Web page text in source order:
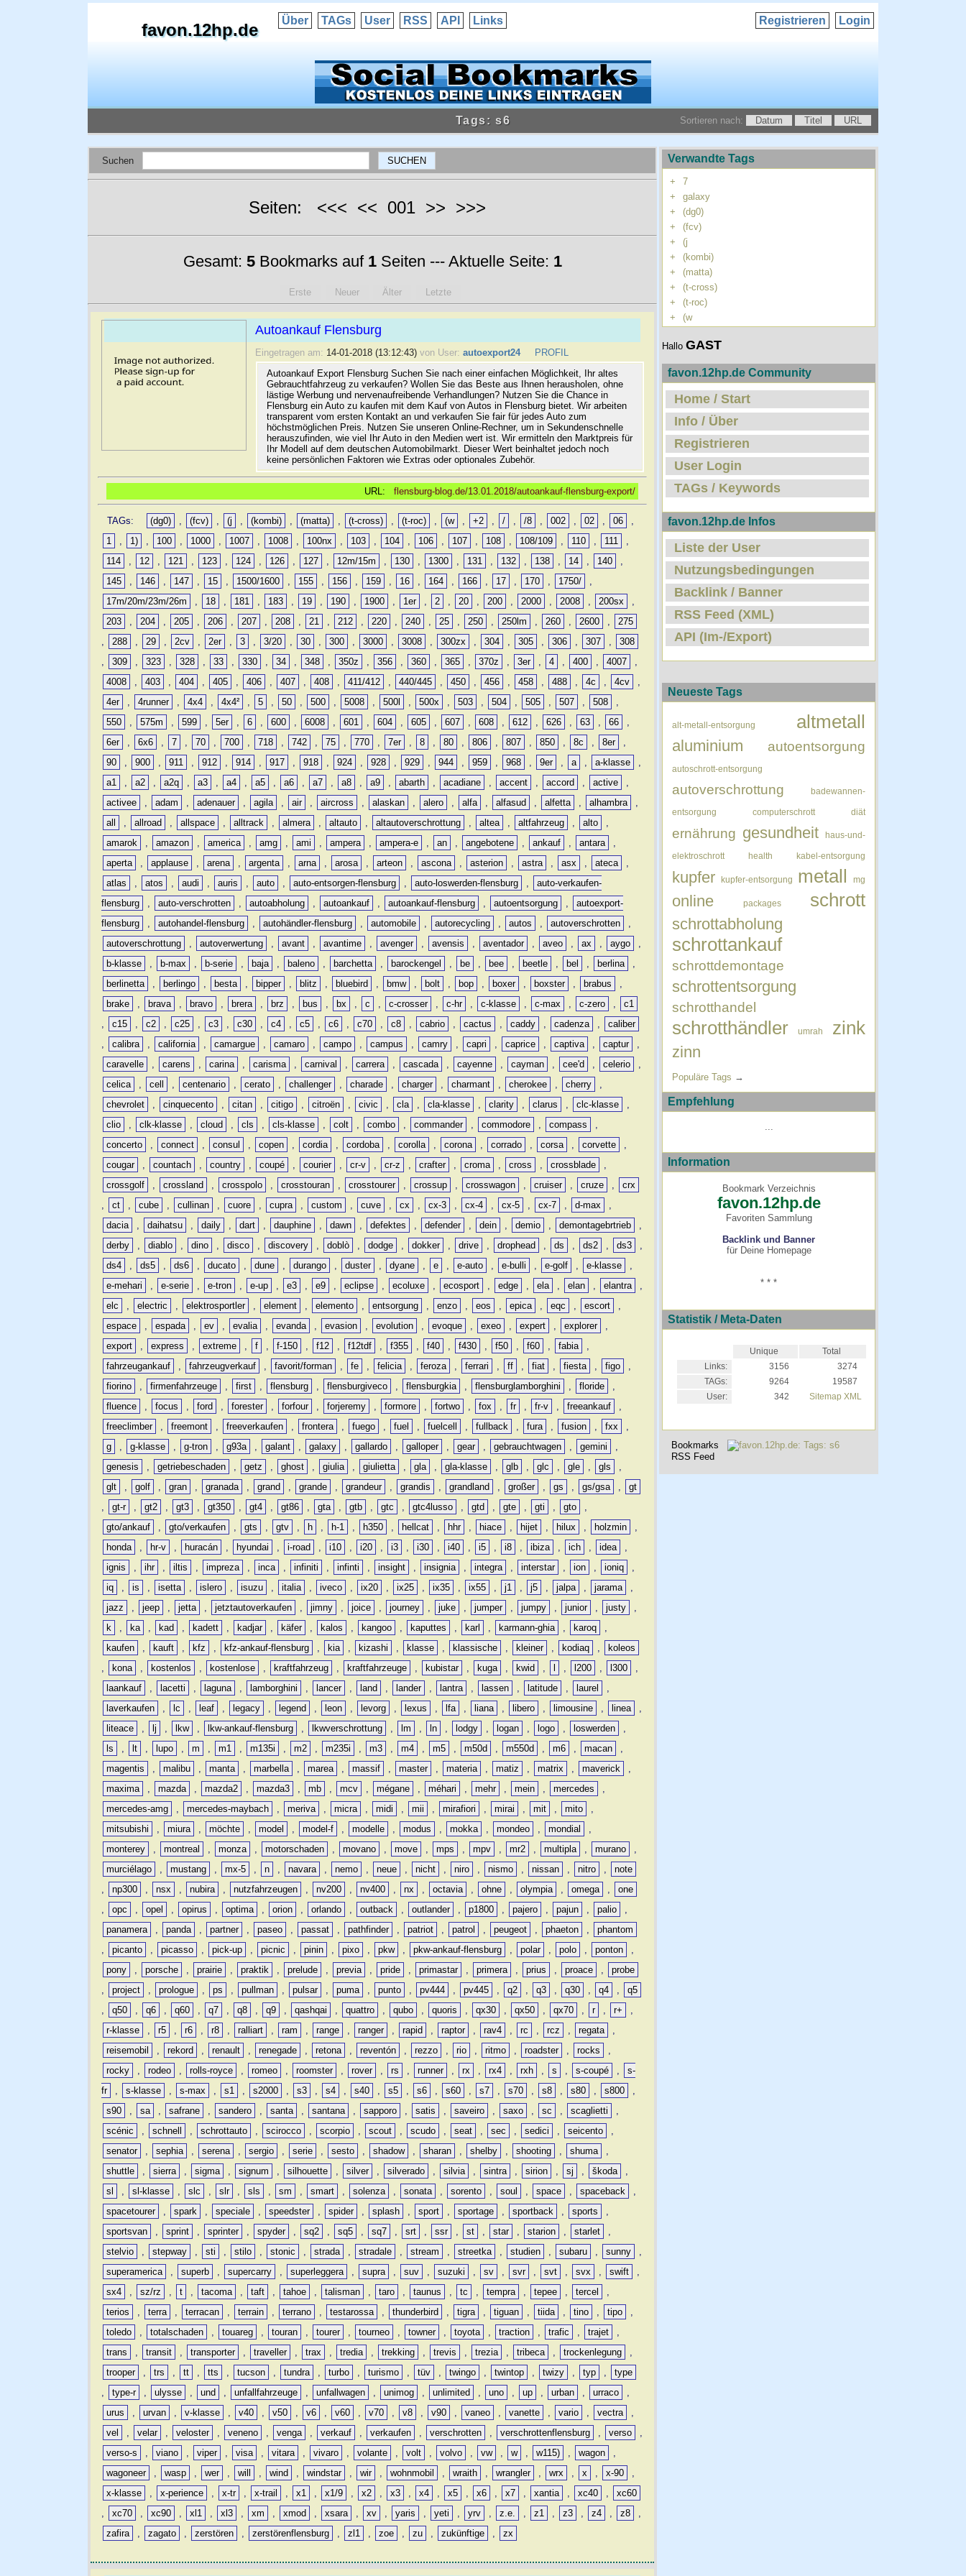
favon.12hp.de Über TAGs User RSS API Links Login
Registrieren
Tags: s6 Sortieren nach: Datum Titel URL
Suchen
Seiten: <<< << 001 >> >>>
Gesamt: 5Bookmarks auf 1Seiten --- Aktuelle Seite: 1
Erste Neuer Älter Letzte
Autoankauf Flensburg
Eingetragen am: 14-01-2018 (13:12:43) von User: autoexport24
PROFIL
Autoankauf Export Flensburg Suchen Sie nach einer einfachen Möglichkeit, Ihr altes
Gebrauchtfahrzeug zu verkaufen? Wollen Sie das Beste aus Ihnen herausholen, ohne
lästige Werbung und nervenaufreibende Verhandlungen? Nutzen Sie die Chance in
Flensburg ein Auto zu kaufen mit dem Kauf von Autos in Flensburg bietet. Wir arbeiten
transparent vom ersten Kontakt an und verkaufen Sie fair für jedes Auto zum
höchstmöglichen Preis. Nutzen Sie unseren Online-Rechner, um in Sekundenschnelle
herauszufinden, wie viel Ihr Auto in den Medien wert ist. Wir ermitteln den Marktpreis für
Ihr Modell auf dem deutschen Automobilmarkt. Dieser Wert beinhaltet jedoch noch
keine persönlichen Faktoren wie Extras oder optionales Zubehör.
URL: flensburg-blog.de/13.01.2018/autoankauf-flensburg-export/
TAGs: (dg0) , (fcv) , (j , (kombi) , (matta) , (t-cross) , (t-roc) , (w , +2 , / , /8 , 002 , 02 , 06
,
1
, 1) , 100 , 1000 , 1007 , 1008 , 100nx , 103 , 104 , 106 , 107 , 108 , 108/109 , 110 , 111
,
114
, 12 , 121 , 123 , 124 , 126 , 127 , 12m/15m , 130 , 1300 , 131 , 132 , 138 , 14 , 140
,
145
, 146 , 147 , 15 , 1500/1600 , 155 , 156 , 159 , 16 , 164 , 166 , 17 , 170 , 1750/
,
17m/20m/23m/26m
, 18 , 181 , 183 , 19 , 190 , 1900 , 1er , 2 , 20 , 200 , 2000 , 2008 , 200sx
,
203
, 204 , 205 , 206 , 207 , 208 , 21 , 212 , 220 , 240 , 25 , 250 , 250lm , 260 , 2600 ,
275
,
288 , 29 , 2cv , 2er , 3 , 3/20 , 30 , 300 , 3000 , 3008 , 300zx , 304 , 305 , 306 , 307 ,
308
,
309 , 323 , 328 , 33 , 330 , 34 , 348 , 350z , 356 , 360 , 365 , 370z , 3er , 4 , 400 , 4007
,
4008
, 403 , 404 , 405 , 406 , 407 , 408 , 411/412 , 440/445 , 450 , 456 , 458 , 488 , 4c , 4cv
,
4er
, 4runner , 4x4 , 4x4² , 5 , 50 , 500 , 5008 , 500l , 500x , 503 , 504 , 505 , 507 , 508
,
550
, 575m , 599 , 5er , 6 , 600 , 6008 , 601 , 604 , 605 , 607 , 608 , 612 , 626 , 63 , 66
,
6er
, 6x6 , 7 , 70 , 700 , 718 , 742 , 75 , 770 , 7er , 8 , 80 , 806 , 807 , 850 , 8c , 8er
,
90
, 900 , 911 , 912 , 914 , 917 , 918 , 924 , 928 , 929 , 944 , 959 , 968 , 9er , a , a-klasse
,
a1
, a2 , a2q , a3 , a4 , a5 , a6 , a7 , a8 , a9 , abarth , acadiane , accent , accord , active
,
activee
, adam , adenauer , agila , air , aircross , alaskan , alero , alfa , alfasud , alfetta , alhambra
,
all
, allroad , allspace , alltrack , almera , altauto , altautoverschrottung , altea , altfahrzeug , alto
,
amarok
, amazon , america , amg , ami , ampera , ampera-e , an , angebotene , ankauf , antara
,
aperta
, applause , arena , argenta , arna , arosa , arteon , ascona , asterion , astra , asx , ateca
,
atlas
, atos , audi , auris , auto , auto-entsorgen-flensburg , auto-loswerden-flensburg ,
auto-verkaufen-
flensburg
, auto-verschrotten , autoabholung , autoankauf , autoankauf-flensburg , autoentsorgung ,
autoexport-
flensburg
, autohandel-flensburg , autohändler-flensburg , automobile , autorecycling , autos , autoverschrotten
,
autoverschrottung
, autoverwertung , avant , avantime , avenger , avensis , aventador , aveo , ax , aygo
,
b-klasse
, b-max , b-serie , baja , baleno , barchetta , barockengel , be , bee , beetle , bel , berlina
,
berlinetta
, berlingo , besta , bipper , blitz , bluebird , bmw , bolt , bop , boxer , boxster , brabus
,
brake
, brava , bravo , brera , brz , bus , bx , c , c-crosser , c-hr , c-klasse , c-max , c-zero ,
c1
,
c15 , c2 , c25 , c3 , c30 , c4 , c5 , c6 , c70 , c8 , cabrio , cactus , caddy , cadenza ,
caliber
,
calibra , california , camargue , camaro , campo , campus , camry , capri , caprice , captiva , captur
,
caravelle
, carens , carina , carisma , carnival , carrera , cascada , cayenne , cayman , cee'd , celerio
,
celica
, cell , centenario , cerato , challenger , charade , charger , charmant , cherokee , cherry
,
chevrolet
, cinquecento , citan , citigo , citroën , civic , cla , cla-klasse , clarity , clarus , clc-klasse
,
clio
, clk-klasse , cloud , cls , cls-klasse , colt , combo , commander , commodore , compass
,
concerto
, connect , consul , copen , cordia , cordoba , corolla , corona , corrado , corsa , corvette
,
cougar
, countach , country , coupé , courier , cr-v , cr-z , crafter , croma , cross , crossblade
,
crossgolf
, crossland , crosspolo , crosstouran , crosstourer , crossup , crosswagon , cruiser , cruze ,
crx
,
ct , cube , cullinan , cuore , cupra , custom , cuve , cx , cx-3 , cx-4 , cx-5 , cx-7 , d-max
,
dacia
, daihatsu , daily , dart , dauphine , dawn , defektes , defender , dein , demio , demontagebrtrieb
,
derby
, diablo , dino , disco , discovery , doblò , dodge , dokker , drive , drophead , ds , ds2 , ds3
,
ds4
, ds5 , ds6 , ducato , dune , durango , duster , dyane , e , e-auto , e-bulli , e-golf , e-klasse
,
e-mehari
, e-serie , e-tron , e-up , e3 , e9 , eclipse , ecoluxe , ecosport , edge , ela , elan , elantra
,
elc
, electric , elektrosportler , element , elemento , entsorgung , enzo , eos , epica , eqc , escort
,
espace
, espada , ev , evalia , evanda , evasion , evolution , evoque , exeo , expert , explorer
,
export
, express , extreme , f , f-150 , f12 , f12tdf , f355 , f40 , f430 , f50 , f60 , fabia
,
fahrzeugankauf
, fahrzeugverkauf , favorit/forman , fe , felicia , feroza , ferrari , ff , fiat , fiesta , figo
,
fiorino
, firmenfahrzeuge , first , flensburg , flensburgiveco , flensburgkia , flensburglamborghini , floride
,
fluence
, focus , ford , forester , forfour , forjeremy , formore , fortwo , fox , fr , fr-v , freeankauf
,
freeclimber
, freemont , freeverkaufen , frontera , fuego , fuel , fuelcell , fullback , fura , fusion , fxx
,
g
, g-klasse , g-tron , g93a , galant , galaxy , gallardo , galloper , gear , gebrauchtwagen , gemini
,
genesis
, getriebeschaden , getz , ghost , giulia , giulietta , gla , gla-klasse , glb , glc , gle , gls
,
glt
, golf , gran , granada , grand , grande , grandeur , grandis , grandland , großer , gs , gs/gsa ,
gt
,
gt-r , gt2 , gt3 , gt350 , gt4 , gt86 , gta , gtb , gtc , gtc4lusso , gtd , gte , gti , gto
,
gto/ankauf
, gto/verkaufen , gts , gtv , h , h-1 , h350 , hellcat , hhr , hiace , hijet , hilux , holzmin
,
honda
, hr-v , huracán , hyundai , i-road , i10 , i20 , i3 , i30 , i40 , i5 , i8 , ibiza , ich , idea
,
ignis
, ihr , iltis , impreza , inca , infiniti , infinti , insight , insignia , integra , interstar , ion , ioniq
,
iq
, is , isetta , islero , isuzu , italia , iveco , ix20 , ix25 , ix35 , ix55 , j1 , j5 , jalpa , jarama
,
jazz
, jeep , jetta , jetztautoverkaufen , jimny , joice , journey , juke , jumper , jumpy , junior , justy
,
k
, ka , kad , kadett , kadjar , käfer , kalos , kangoo , kaputtes , karl , karmann-ghia , karoq
,
kaufen
, kauft , kfz , kfz-ankauf-flensburg , kia , kizashi , klasse , klassische , kleiner , kodiaq ,
koleos
,
kona , kostenlos , kostenlose , kraftfahrzeug , kraftfahrzeuge , kubistar , kuga , kwid , , l200 , l300
,
laankauf
, lacetti , laguna , lamborghini , lancer , land , lander , lantra , lassen , latitude , laurel
,
laverkaufen
, lc , leaf , legacy , legend , leon , levorg , lexus , lfa , liana , libero , limousine , linea
,
liteace
, lj , lkw , lkw-ankauf-flensburg , lkwverschrottung , lm , ln , lodgy , logan , logo , loswerden
,
ls
, lt , lupo , m , m1 , m135i , m2 , m235i , m3 , m4 , m5 , m50d , m550d , m6 , macan
,
magentis
, malibu , manta , marbella , marea , massif , master , materia , matiz , matrix , maverick
,
maxima
, mazda , mazda2 , mazda3 , mb , mcv , mégane , méhari , mehr , mein , mercedes
,
mercedes-amg
, mercedes-maybach , meriva , micra , midi , mii , mirafiori , mirai , mit , mito
,
mitsubishi
, miura , möchte , model , model-f , modelle , modus , mokka , mondeo , mondial
,
monterey
, montreal , monza , motorschaden , movano , move , mps , mpv , mr2 , multipla , murano
,
murciélago
, mustang , mx-5 , n , navara , nemo , neue , nicht , niro , nismo , nissan , nitro ,
note
,
np300 , nsx , nubira , nutzfahrzeugen , nv200 , nv400 , nx , octavia , ohne , olympia , omega ,
one
,
opc , opel , opirus , optima , orion , orlando , outback , outlander , p1800 , pajero , pajun , palio
,
panamera
, panda , partner , paseo , passat , pathfinder , patriot , patrol , peugeot , phaeton ,
phantom
,
picanto , picasso , pick-up , picnic , pinin , pixo , pkw , pkw-ankauf-flensburg , polar , polo , ponton
,
pony
, porsche , prairie , praktik , prelude , previa , pride , primastar , primera , prius , proace ,
probe
,
project , prologue , ps , pullman , pulsar , puma , punto , pv444 , pv445 , q2 , q3 , q30 , q4 ,
q5
,
q50 , q6 , q60 , q7 , q8 , q9 , qashqai , quattro , qubo , quoris , qx30 , qx50 , qx70 , r , r+
,
r-klasse
, r5 , r6 , r8 , ralliart , ram , range , ranger , rapid , raptor , rav4 , rc , rcz , regata
,
reisemobil
, rekord , renault , renegade , retona , reventón , rezzo , rio , ritmo , roadster , rocks
,
rocky
, rodeo , rolls-royce , romeo , roomster , rover , rs , runner , rx , rx4 , rxh , s , s-coupé ,
s-
fr
, s-klasse , s-max , s1 , s2000 , s3 , s4 , s40 , s5 , s6 , s60 , s7 , s70 , s8 , s80 , s800
,
s90
, sa , safrane , sandero , santa , santana , sapporo , satis , saveiro , saxo , sc , scaglietti
,
scénic
, schnell , schrottauto , scirocco , scorpio , scout , scudo , seat , sec , sedici , seicento
,
senator
, sephia , serena , sergio , serie , sesto , shadow , sharan , shelby , shooting , shuma
,
shuttle
, sierra , sigma , signum , silhouette , silver , silverado , silvia , sintra , sirion , sj , škoda
,
sl
, sl-klasse , slc , slr , sls , sm , smart , solenza , sonata , sorento , soul , space , spaceback
,
spacetourer
, spark , speciale , speedster , spider , splash , sport , sportage , sportback , sports
,
sportsvan
, sprint , sprinter , spyder , sq2 , sq5 , sq7 , srt , ssr , st , star , starion , starlet
,
stelvio
, stepway , sti , stilo , stonic , strada , stradale , stream , streetka , studien , subaru , sunny
,
superamerica
, superb , supercarry , superleggera , supra , suv , suzuki , sv , svr , svt , svx , swift
,
sx4
, sz/rz , t , tacoma , taft , tahoe , talisman , taro , taunus , tc , tempra , tepee , tercel
,
terios
, terra , terracan , terrain , terrano , testarossa , thunderbird , tigra , tiguan , tiida , tino , tipo
,
toledo
, totalschaden , touareg , touran , tourer , tourneo , towner , toyota , traction , trafic , trajet
,
trans
, transit , transporter , traveller , trax , tredia , trekking , trevis , trezia , tribeca , trockenlegung
,
trooper
, trs , tt , tts , tucson , tundra , turbo , turismo , tüv , twingo , twintop , twizy , typ ,
type
,
type-r , ulysse , und , unfallfahrzeuge , unfallwagen , unimog , unlimited , uno , up , urban , urraco
,
urus
, urvan , v-klasse , v40 , v50 , v6 , v60 , v70 , v8 , v90 , vaneo , vanette , vario , vectra
,
vel
, velar , veloster , veneno , venga , verkauf , verkaufen , verschrotten , verschrottenflensburg , verso
,
verso-s
, viano , viper , visa , vitara , vivaro , volante , volt , volvo , vw , w , w115) , wagon
,
wagoneer
, wasp , wer , will , wind , windstar , wir , wohnmobil , wraith , wrangler , wrx , x , x-90
,
x-klasse
, x-perience , x-tr , x-trail , x1 , x1/9 , x2 , x3 , x4 , x5 , x6 , x7 , xantia , xc40 ,
xc60
,
xc70 , xc90 , xl1 , xl3 , xm , xmod , xsara , xv , yaris , yeti , yrv , z.e. , z1 , z3 , z4 , z8
,
zafira
, zagato , zerstören , zerstörenflensburg , zl1 , zoe , zu , zukünftige , zx
Verwandte Tags
+
7
+
galaxy
+
(dg0)
+
(fcv)
+
(j
+
(kombi)
+
(matta)
+
(t-cross)
+
(t-roc)
+
(w
Hallo GAST
favon.12hp.de Community
Home / Start
Info / Über
Registrieren
User Login
TAGs / Keywords
favon.12hp.de Infos
Liste der User
Nutzungsbedingungen
Backlink / Banner
RSS Feed (XML)
API (Im-/Export)
Neueste Tags
alt-metall-entsorgung altmetall
aluminium autoentsorgung
autoschrott-entsorgung
autoverschrottung badewannen-
entsorgung computerschrott diät
ernährung gesundheit haus-und-
elektroschrott health kabel-entsorgung
kupfer kupfer-entsorgung metall mg
online packages schrott
schrottabholung
schrottankauf
schrottdemontage
schrottentsorgung
schrotthandel
schrotthändler umrah zink
zinn
Populäre Tags →
Empfehlung
Information
Bookmark Verzeichnis
favon.12hp.de
Favoriten Sammlung
Backlink und Banner
für Deine Homepage
* * *
Statistik / Meta-Daten
Unique
Total
Links:
3156
3274
TAGs:
9264
19587
User:
342 Sitemap XML
Bookmarks
RSS Feed